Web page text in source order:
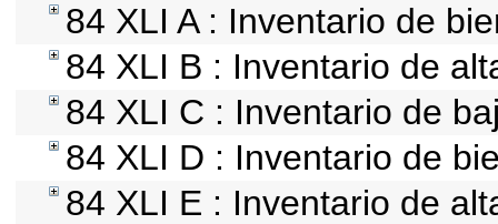
84 XLI A : Inventario de
84 XLI B : Inventario de
84 XLI C : Inventario de
84 XLI D : Inventario de
84 XLI E : Inventario de